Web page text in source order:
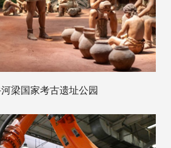
梁国家考古遗址公园